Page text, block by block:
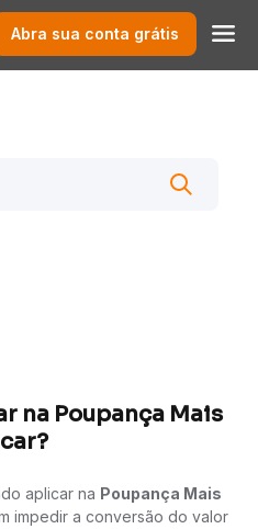
Abra sua conta grátis
na Poupança Mais
aplicar na Poupança Mais
impedir a conversão do valor